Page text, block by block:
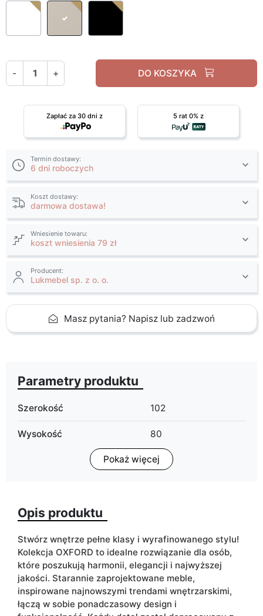
Biały / biały mat + złoty
Beżowy / beżowy mat + złoty
- + DO KOSZYKA
Zapłać za 30 dni z 5 rat 0% z
Termin dostawy:
6 dni roboczych
Koszt dostawy:
darmowa dostawa!
Wniesienie towaru:
koszt wniesienia 79 zł
Producent:
Lukmebel sp. z o. o.
Masz pytania? Napisz lub zadzwoń
Parametry produktu
Szerokość 102
Wysokość 80
50
Kolorystyka
czarny
złoty
Szuflady tak
ean13 5905723958414
Pokaż więcej
Opis produktu
Stwórz wnętrze pełne klasy i wyrafinowanego stylu!
Kolekcja OXFORD to idealne rozwiązanie dla osób,
które poszukują harmonii, elegancji i najwyższej
jakości. Starannie zaprojektowane meble,
inspirowane najnowszymi trendami wnętrzarskimi,
łączą w sobie ponadczasowy design i